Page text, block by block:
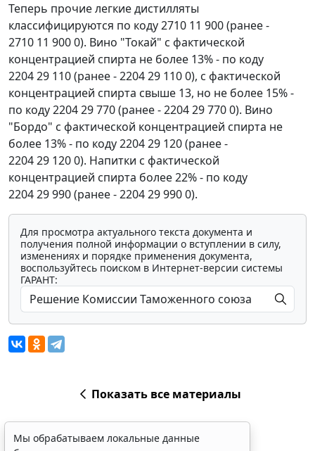
Теперь прочие легкие дистилляты
классифицируются по коду 2710 11 900 (ранее -
2710 11 900 0). Вино "Токай" с фактической
концентрацией спирта не более 13% - по коду
2204 29 110 (ранее - 2204 29 110 0), с фактической
концентрацией спирта свыше 13, но не более 15% -
по коду 2204 29 770 (ранее - 2204 29 770 0). Вино
"Бордо" с фактической концентрацией спирта не
более 13% - по коду 2204 29 120 (ранее -
2204 29 120 0). Напитки с фактической
концентрацией спирта более 22% - по коду
2204 29 990 (ранее - 2204 29 990 0).
Для просмотра актуального текста документа и
получения полной информации о вступлении в силу,
изменениях и порядке применения документа,
воспользуйтесь поиском в Интернет-версии системы
ГАРАНТ:
Показать все материалы
Мы обрабатываем локальные данные